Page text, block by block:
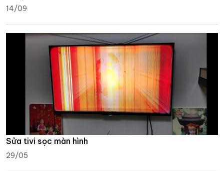
14/09
Sửa tivi sọc màn hình
29/05